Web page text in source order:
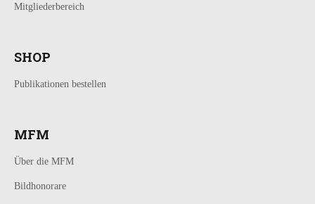
Mitgliederbereich
SHOP
Publikationen bestellen
MFM
Über die MFM
Bildhonorare